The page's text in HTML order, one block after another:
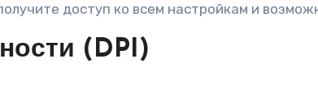
доступ ко всем настройкам и
(DPI)